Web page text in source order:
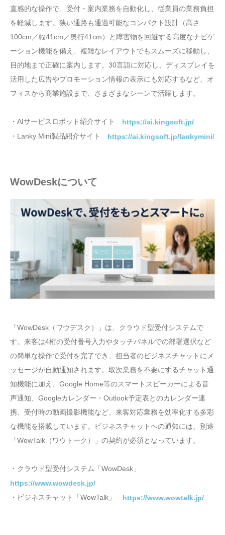
直感的な操作で、受付・案内業務を自動化し、従業員の業務負担
を軽減します。狭い通路も通過可能なコンパクト設計（高さ
100cm／幅41cm／奥行41cm）と障害物を回避する高度なナビゲ
ーション機能を備え、複雑なレイアウトでもスムーズに移動し、
目的地まで正確に案内します。30言語に対応し、ディスプレイを
活用した広告やプロモーション情報の表示にも対応するなど、オ
フィスから商業施設まで、さまざまなシーンで活躍します。
・AIサービスロボット紹介サイト https://ai.kingsoft.jp/
・Lanky Mini製品紹介サイト https://ai.kingsoft.jp/lankymini/
WowDeskについて
「WowDesk（ワウデスク）」は、クラウド型受付システムで
す。来客は4桁の受付番号入力やタッチパネルでの部署選択など
の簡単な操作で受付を完了でき、担当者のビジネスチャットにメ
ッセージが自動通知されます。取次業務を不要にするチャット通
知機能に加え、Google Home等のスマートスピーカーによる音
声通知、Googleカレンダー・Outlook予定表とのカレンダー連
携、受付時の動画撮影機能など、来客対応業務を効率化する多彩
な機能を搭載しています。ビジネスチャットへの通知には、別途
「WowTalk（ワウトーク）」の契約が必須となっています。
・クラウド型受付システム「WowDesk」
https://www.wowdesk.jp/
・ビジネスチャット「WowTalk」
https://www.wowtalk.jp/